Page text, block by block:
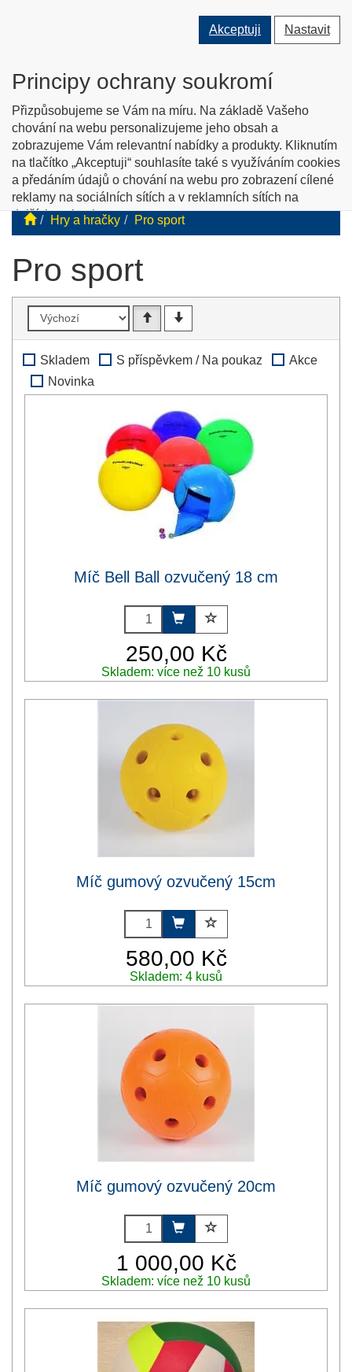
Akceptuji Nastavit
Principy ochrany soukromí
Přizpůsobujeme se Vám na míru. Na základě Vašeho
chování na webu personalizujeme jeho obsah a
zobrazujeme Vám relevantní nabídky a produkty. Kliknutím
na tlačítko „Akceptuji“ souhlasíte také s využíváním cookies
a předáním údajů o chování na webu pro zobrazení cílené
reklamy na sociálních sítích a v reklamních sítích na
dalších webech.
„Nastavit“.
Přepnout
uživatele
Přepnout
vyhledávání
O nás Kontakty Jak nakupovat Katalog zboží
English info
Tyflopomůcky
Prodej zboží pro zrakově postižené
Hry a hračky Pro sport
Pro sport
Skladem S příspěvkem / Na poukaz
Akce
Novinka
Míč Bell Ball ozvučený 18 cm
250,00 Kč
Skladem: více než 10 kusů
Míč gumový ozvučený 15cm
580,00 Kč
Skladem: 4 kusů
Míč gumový ozvučený 20cm
1 000,00 Kč
Skladem: více než 10 kusů